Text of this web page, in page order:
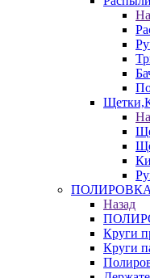
ПОЛИРОВКА
Назад
Круги
Круги